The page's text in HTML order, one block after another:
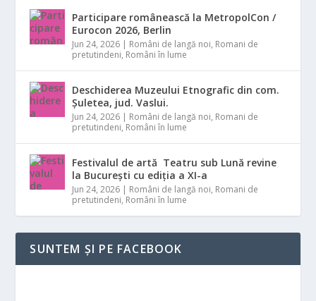
Participare românească la MetropolCon /
Eurocon 2026, Berlin
Jun 24, 2026 | Români de langă noi, Romani de
pretutindeni, Români în lume
Deschiderea Muzeului Etnografic din com.
Șuletea, jud. Vaslui.
Jun 24, 2026 | Români de langă noi, Romani de
pretutindeni, Români în lume
Festivalul de artă Teatru sub Lună revine
la București cu ediția a XI-a
Jun 24, 2026 | Români de langă noi, Romani de
pretutindeni, Români în lume
SUNTEM ȘI PE FACEBOOK